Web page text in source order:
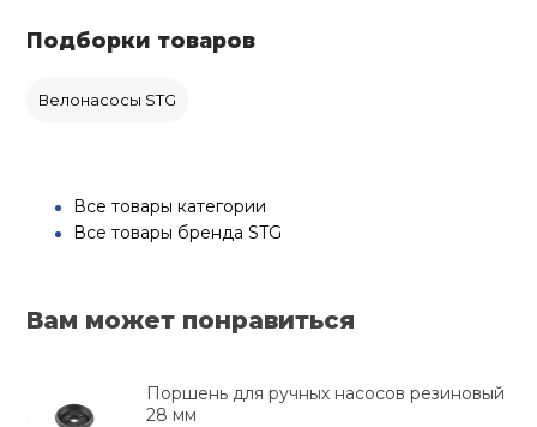
Подборки товаров
Велонасосы STG
Все товары категории
Все товары бренда STG
Вам может понравиться
Поршень для ручных насосов резиновый
28 мм